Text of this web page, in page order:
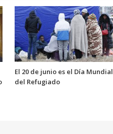
El 20 de junio es el Día Mundial
del Refugiado